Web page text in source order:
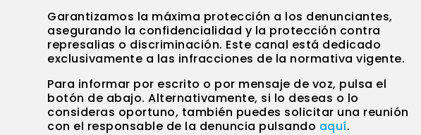
Garantizamos la máxima protección a los denunciantes,
asegurando la confidencialidad y la protección contra
represalias o discriminación. Este canal está dedicado
exclusivamente a las infracciones de la normativa vigente.
Para informar por escrito o por mensaje de voz, pulsa el
botón de abajo. Alternativamente, si lo deseas o lo
consideras oportuno, también puedes solicitar una reunión
con el responsable de la denuncia pulsando aquí.